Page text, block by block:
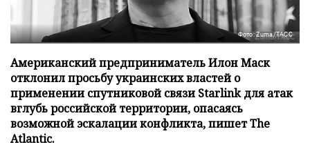
Фото: Zuma/ТАСС
Американский предприниматель Илон Маск
отклонил просьбу украинских властей о
применении спутниковой связи Starlink для атак
вглубь российской территории, опасаясь
возможной эскалации конфликта, пишет The
Atlantic.